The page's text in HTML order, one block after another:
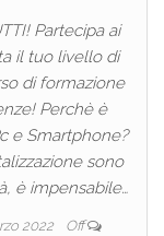
Partecipa ai
il tuo livello di
di formazione
Perchè è
e Smartphone?
sono
è impensabile…
2022 Off